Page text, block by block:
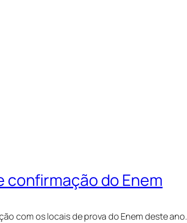
confirmação do Enem
com os locais de prova do Enem deste ano.